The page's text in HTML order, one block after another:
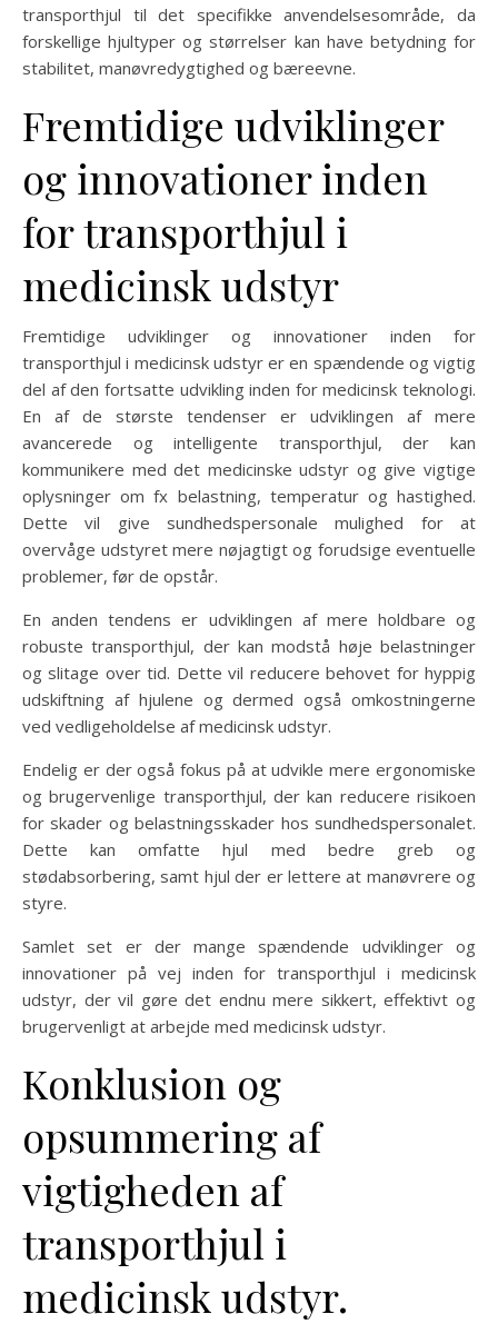
transporthjul til det specifikke anvendelsesområde, da
forskellige hjultyper og størrelser kan have betydning for
stabilitet, manøvredygtighed og bæreevne.
Fremtidige udviklinger
og innovationer inden
for transporthjul i
medicinsk udstyr
Fremtidige udviklinger og innovationer inden for
transporthjul i medicinsk udstyr er en spændende og vigtig
del af den fortsatte udvikling inden for medicinsk teknologi.
En af de største tendenser er udviklingen af mere
avancerede og intelligente transporthjul, der kan
kommunikere med det medicinske udstyr og give vigtige
oplysninger om fx belastning, temperatur og hastighed.
Dette vil give sundhedspersonale mulighed for at
overvåge udstyret mere nøjagtigt og forudsige eventuelle
problemer, før de opstår.
En anden tendens er udviklingen af mere holdbare og
robuste transporthjul, der kan modstå høje belastninger
og slitage over tid. Dette vil reducere behovet for hyppig
udskiftning af hjulene og dermed også omkostningerne
ved vedligeholdelse af medicinsk udstyr.
Endelig er der også fokus på at udvikle mere ergonomiske
og brugervenlige transporthjul, der kan reducere risikoen
for skader og belastningsskader hos sundhedspersonalet.
Dette kan omfatte hjul med bedre greb og
stødabsorbering, samt hjul der er lettere at manøvrere og
styre.
Samlet set er der mange spændende udviklinger og
innovationer på vej inden for transporthjul i medicinsk
udstyr, der vil gøre det endnu mere sikkert, effektivt og
brugervenligt at arbejde med medicinsk udstyr.
Konklusion og
opsummering af
vigtigheden af
transporthjul i
medicinsk udstyr.